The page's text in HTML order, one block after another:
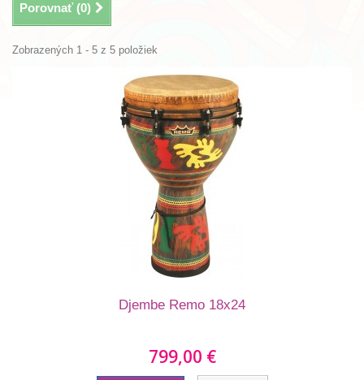
Porovnať (0)
Zobrazených 1 - 5 z 5 položiek
Djembe Remo 18x24
799,00 €